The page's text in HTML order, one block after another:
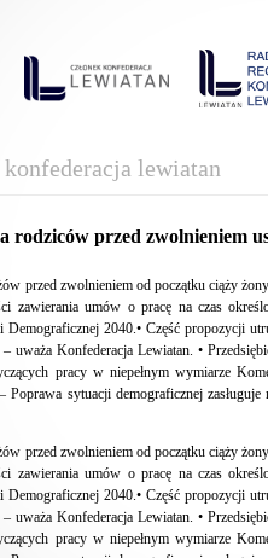
lewiatan
rodziców przed zwolnieniem
przed zwolnieniem od początku ciąży
zawierania umów o pracę na czas
Demograficznej 2040.• Część propozycji
uważa Konfederacja Lewiatan. •
pracy w niepełnym wymiarze
Poprawa sytuacji demograficznej
przed zwolnieniem od początku ciąży
zawierania umów o pracę na czas
Demograficznej 2040.• Część propozycji
uważa Konfederacja Lewiatan. •
pracy w niepełnym wymiarze